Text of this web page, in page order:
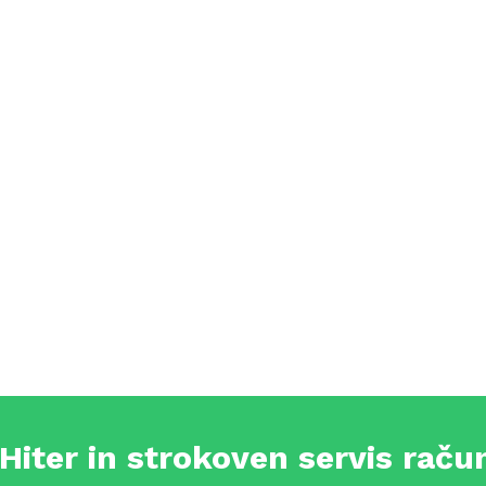
Hiter in strokoven servis